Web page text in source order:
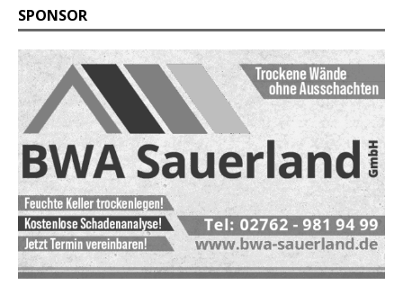
SPONSOR